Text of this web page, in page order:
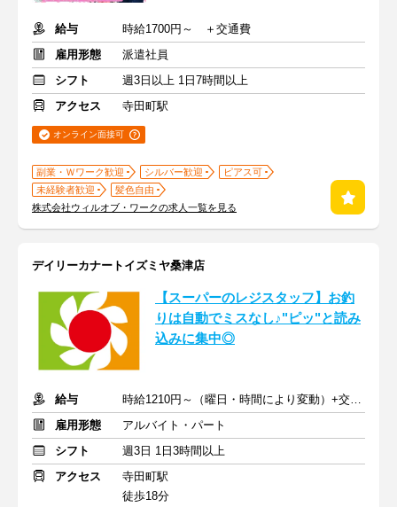
給与
時給1700円～ ＋交通費
雇用形態
派遣社員
シフト
週3日以上 1日7時間以上
アクセス
寺田町駅
オンライン面接可
副業・Ｗワーク歓迎 シルバー歓迎
ピアス可
未経験者歓迎
髪色自由
株式会社ウィルオブ・ワークの求人一覧を見る
デイリーカナートイズミヤ桑津店
【スーパーのレジスタッフ】お釣
りは自動でミスなし♪"ピッ"と読み
込みに集中◎
給与
時給1210円～（曜日・時間により変動）+交通費
雇用形態
アルバイト・パート
シフト
週3日 1日3時間以上
アクセス
寺田町駅
徒歩18分